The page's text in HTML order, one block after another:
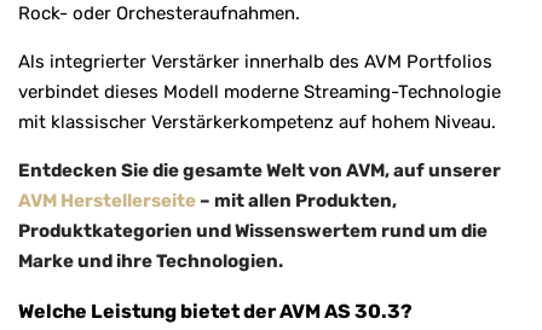
Rock- oder Orchesteraufnahmen.
Als integrierter Verstärker innerhalb des AVM Portfolios
verbindet dieses Modell moderne Streaming-Technologie
mit klassischer Verstärkerkompetenz auf hohem Niveau.
Entdecken Sie die gesamte Welt von AVM, auf unserer
AVM Herstellerseite– mit allen Produkten,
Produktkategorien und Wissenswertem rund um die
Marke und ihre Technologien.
Welche Leistung bietet der AVM AS 30.3?